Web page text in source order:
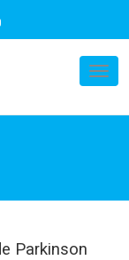
Parkinson